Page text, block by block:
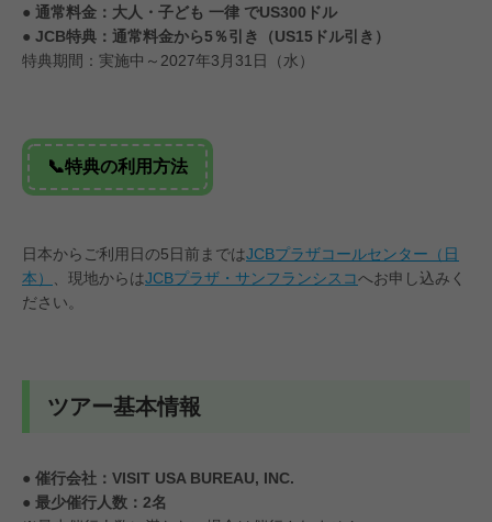
● 通常料金：大人・子ども 一律 でUS300ドル
● JCB特典：通常料金から5％引き（US15ドル引き）
特典期間：実施中～2027年3月31日（水）
📞特典の利用方法
日本からご利用日の5日前まではJCBプラザコールセンター（日
本）
、現地からはJCBプラザ・サンフランシスコへお申し込みく
ださい。
ツアー基本情報
● 催行会社：VISIT USA BUREAU, INC.
● 最少催行人数：2名